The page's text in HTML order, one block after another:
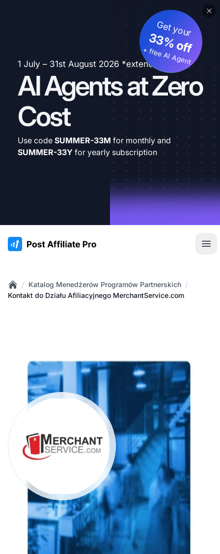
1 July – 31st August 2026 *extended
AI Agents at Zero
Cost
Get your
33% off
+ free AI Agent
Use code SUMMER-33M for monthly and
SUMMER-33Y for yearly subscription
:site.title
Home
/ Katalog Menedżerów Programów Partnerskich /
Kontakt do Działu Afiliacyjnego MerchantService.com